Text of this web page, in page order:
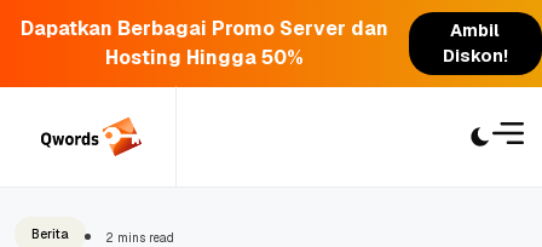
Dapatkan Berbagai Promo Server dan
Hosting Hingga 50%
Ambil
Diskon!
Berita 2 mins read